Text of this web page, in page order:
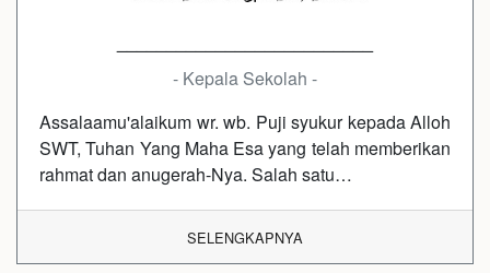
- Kepala Sekolah -
Assalaamu'alaikum wr. wb. Puji syukur kepada Alloh
SWT, Tuhan Yang Maha Esa yang telah memberikan
rahmat dan anugerah-Nya. Salah satu…
SELENGKAPNYA